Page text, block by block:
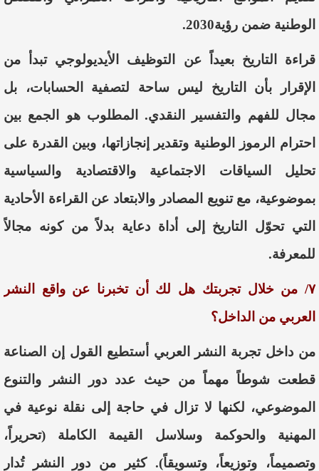
الوطنية ضمن رؤية2030.
قراءة التاريخ بعيداً عن التوظيف الأيديولوجي تبدأ من
الإقرار بأن التاريخ ليس ساحة لتصفية الحسابات، بل
مجال للفهم والتفسير النقدي. المطلوب هو الجمع بين
احترام الرموز الوطنية وتقدير إنجازاتها، وبين القدرة على
تحليل السياقات الاجتماعية والاقتصادية والسياسية
بموضوعية، مع تنويع المصادر والابتعاد عن القراءة الأحادية
التي تحوّل التاريخ إلى أداة دعاية بدلاً من كونه مجالاً
للمعرفة.
٧/ من خلال تجربتك هل لك أن تخبرنا عن واقع النشر
العربي من الداخل؟
من داخل تجربة النشر العربي أستطيع القول إن الصناعة
قطعت شوطاً مهماً من حيث عدد دور النشر والتنوع
الموضوعي، لكنها لا تزال في حاجة إلى نقلة نوعية في
المهنية والحوكمة وسلاسل القيمة الكاملة (تحريراً،
وتصميماً، وتوزيعاً، وتسويقاً). كثير من دور النشر تُدار